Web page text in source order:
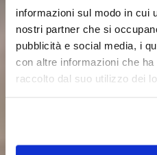
informazioni sul modo in cui
nostri partner che si
pubblicità e social media, i
con altre informazioni che
raccolto dal suo utilizzo dei